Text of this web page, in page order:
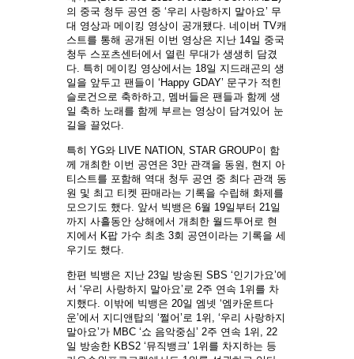
의 중국 청두 공연 중 ‘우리 사랑하지 말아요’ 무
대 영상과 메이킹 영상이 공개됐다. 네이버 TV캐
스트를 통해 공개된 이번 영상은 지난 14일 중국
청두 스포츠센터에서 열린 무대가 생생히 담겼
다. 특히 메이킹 영상에서는 18일 지드래곤의 생
일을 앞두고 팬들이 ‘Happy GDAY’ 문구가 적힌
슬로건으로 축하하고, 멤버들은 팬들과 함께 생
일 축하 노래를 함께 부르는 영상이 담겨있어 눈
길을 끌었다.
특히 YG와 LIVE NATION, STAR GROUP이 함
께 개최한 이번 공연은 3만 관객을 동원, 현지 아
티스트를 포함해 역대 청두 공연 중 최다 관객 동
원 및 최고 티켓 판매라는 기록을 수립해 화제를
모으기도 했다. 앞서 빅뱅은 6월 19일부터 21일
까지 사흘동안 상해에서 개최한 월드투어로 현
지에서 K팝 가수 최초 3회 공연이라는 기록을 세
우기도 했다.
한편 빅뱅은 지난 23일 방송된 SBS ‘인기가요’에
서 ‘우리 사랑하지 말아요’로 2주 연속 1위를 차
지했다. 이밖에 빅뱅은 20일 엠넷 ‘엠카운트다
운’에서 지디앤탑의 ‘쩔어’로 1위, ‘우리 사랑하지
말아요’가 MBC ‘쇼 음악중심’ 2주 연속 1위, 22
일 방송한 KBS2 ‘뮤직뱅크’ 1위를 차지하는 등